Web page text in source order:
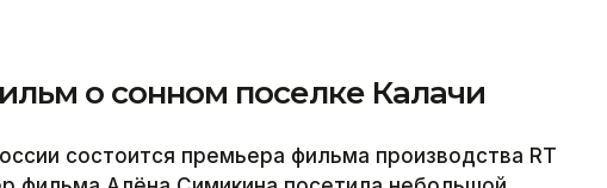
о сонном поселке Калачи
состоится премьера фильма производства RT